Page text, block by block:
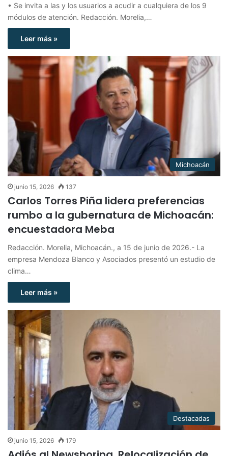
• Se invita a las y los usuarios a acudir a cualquiera de los 9
módulos de atención. Redacción. Morelia,…
Leer más »
Michoacán
junio 15, 2026 137
Carlos Torres Piña lidera preferencias
rumbo a la gubernatura de Michoacán:
encuestadora Meba
Redacción. Morelia, Michoacán., a 15 de junio de 2026.- La
empresa Mendoza Blanco y Asociados presentó un estudio de
clima…
Leer más »
Destacadas
junio 15, 2026 179